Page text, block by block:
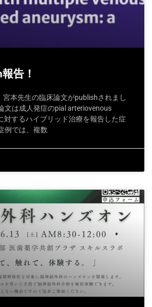
告！
宮本先生の臨床論文がpublishされまし
文は成人発症のpial arteriovenous
対するハイブリッド治療を報告した症
例では、複数